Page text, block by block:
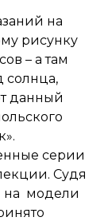
на
рисунку
– а там
солнца,
данный
серии
Судя
на модели